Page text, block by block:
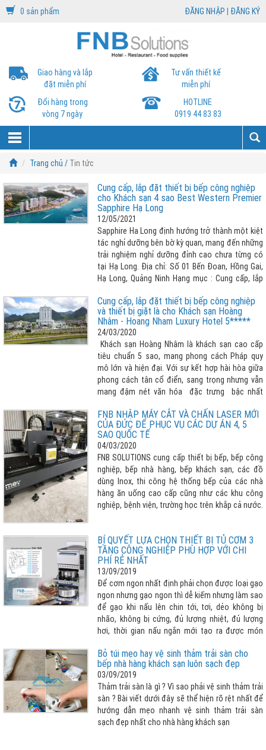
0 sản phẩm ĐĂNG NHẬP | ĐĂNG KÝ
Giao hàng và lắp
đặt miễn phí
Tư vấn thiết kế
miễn phí
Đổi hàng trong
vòng 7 ngày
HOTLINE
0919 44 83 83
Trang chủ / Tin tức
Cung cấp, lắp đặt thiết bị bếp công nghiệp
cho Khách sạn 4 sao Best Western Premier
Sapphire Hạ Long
12/05/2021
Sapphire Ha Long định hướng trở thành một kiệt
tác nghỉ dưỡng bên bờ kỳ quan, mang đến những
trải nghiệm nghỉ dưỡng đỉnh cao chưa từng có
tại Hạ Long. Địa chỉ: Số 01 Bến Đoan, Hồng Gai,
Hạ Long, Quảng Ninh Hạng mục : Cung cấp, lắp
Cung cấp, lắp đặt thiết bị bếp công nghiệp
và thiết bị giặt là cho Khách sạn Hoàng
Nhâm - Hoang Nham Luxury Hotel 5*****
24/03/2020
Khách sạn Hoàng Nhâm là khách sạn cao cấp
tiêu chuẩn 5 sao, mang phong cách Pháp quy
mô lớn và hiện đại. Với sự kết hợp hài hòa giữa
phong cách tân cổ điển, sang trọng nhưng vẫn
mang đậm nét văn hóa đặc trưng bậc nhất
FNB NHẬP MÁY CẮT VÀ CHẤN LASER MỚI
CỦA ĐỨC ĐỂ PHỤC VỤ CÁC DỰ ÁN 4, 5
SAO QUỐC TẾ
04/03/2020
FNB SOLUTIONS cung cấp thiết bị bếp, bếp công
nghiệp, bếp nhà hàng, bếp khách sạn, các đồ
dùng Inox, thi công hệ thống bếp của các nhà
hàng ăn uống cao cấp cũng như các khu công
nghiệp, bệnh viện, trường học trên khắp cả nước.
mới của Đức để phục vụ quá trình sản xuất thiết
bị chất lượng cao.
BÍ QUYẾT LỰA CHỌN THIẾT BỊ TỦ CƠM 3
TẦNG CÔNG NGHIỆP PHÙ HỢP VỚI CHI
PHÍ RẺ NHẤT
13/09/2019
Để cơm ngon nhất định phải chọn được loại gạo
ngon nhưng gạo ngon thì dễ kiếm nhưng làm sao
để gạo khi nấu lên chin tới, tơi, dẻo không bị
nhão, không bị cứng, đủ lượng nhiệt, đủ lượng
hơi, thời gian nấu ngắn mới tạo ra được món
BỊ NẤU CƠM TỐT, PHÙ HỢP QUYẾT ĐỊNH ĐẾN 80%
CƠM NGON”. Vậy lựa chọn tủ cơm 3 tầng cho
nhà bếp công nghiệp như thế nào cho phù hợp
với chi phí rẻ nhất, xin vui lòng tham khảo bài viết
dưới đây
Bỏ túi mẹo hay vệ sinh thảm trải sàn cho
bếp nhà hàng khách sạn luôn sạch đẹp
03/09/2019
Thảm trải sàn là gì ? Vì sao phải vệ sinh thảm trải
sàn ? Bài viết dưới đây sẽ thể hiện rõ rệt nhất để
hướng dẫn mẹo nhanh vệ sinh thảm trải sàn
sạch đẹp nhất cho nhà hàng khách sạn